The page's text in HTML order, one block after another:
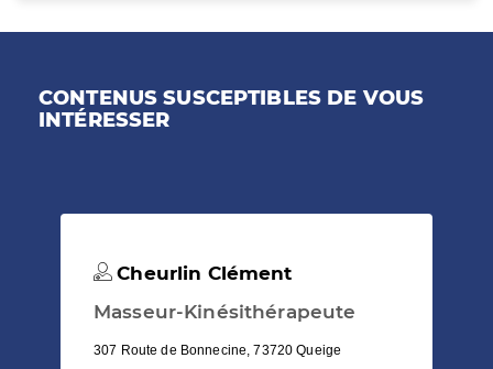
CONTENUS SUSCEPTIBLES DE VOUS
INTÉRESSER
Cheurlin Clément
Masseur-Kinésithérapeute
307 Route de Bonnecine, 73720 Queige